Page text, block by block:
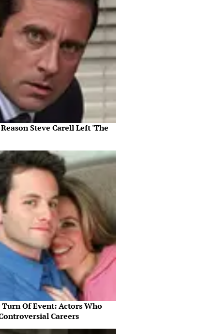
Steve Carell Left 'The
Of Event: Actors Who
Careers